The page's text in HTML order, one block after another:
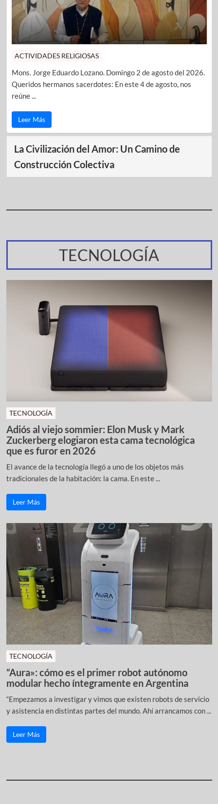
ACTIVIDADES RELIGIOSAS
Mons. Jorge Eduardo Lozano. Domingo 2 de agosto del 2026.
Queridos hermanos sacerdotes: En este 4 de agosto, nos
reúne ...
Leer Más
La Civilización del Amor: Un Camino de
Construcción Colectiva
TECNOLOGÍA
TECNOLOGÍA
Adiós al viejo sommier: Elon Musk y Mark
Zuckerberg elogiaron esta cama tecnológica
que es furor en 2026
El avance de la tecnología llegó a uno de los objetos más
tradicionales de la habitación: la cama. En este ...
Leer Más
TECNOLOGÍA
“Aura»: cómo es el primer robot autónomo
modular hecho íntegramente en Argentina
“Empezamos a investigar y vimos que existen robots de servicio
y asistencia en distintas partes del mundo. Ahí arrancamos con ...
Leer Más